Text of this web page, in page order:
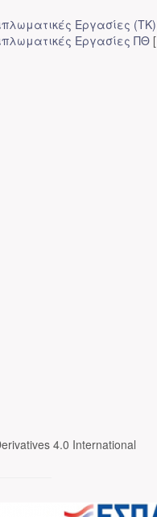
Εργασίες (ΤΚ)
Εργασίες ΠΘ
4.0 International